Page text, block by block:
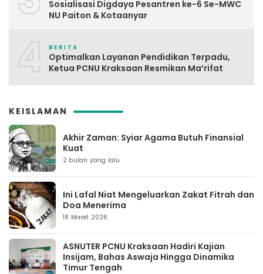
Sosialisasi Digdaya Pesantren ke-6 Se-MWC
NU Paiton & Kotaanyar
4 BERITA
Optimalkan Layanan Pendidikan Terpadu,
Ketua PCNU Kraksaan Resmikan Ma’rifat
KEISLAMAN
Akhir Zaman: Syiar Agama Butuh Finansial
Kuat
2 bulan yang lalu
Ini Lafal Niat Mengeluarkan Zakat Fitrah dan
Doa Menerima
18 Maret 2026
ASNUTER PCNU Kraksaan Hadiri Kajian
Insijam, Bahas Aswaja Hingga Dinamika
Timur Tengah